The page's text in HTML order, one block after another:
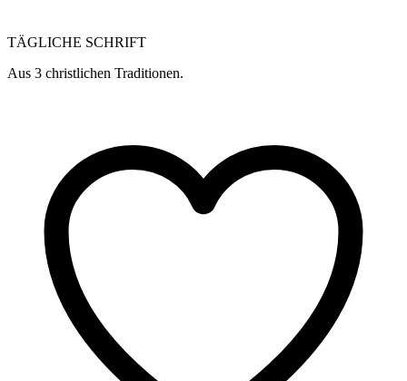
TÄGLICHE SCHRIFT
Aus 3 christlichen Traditionen.